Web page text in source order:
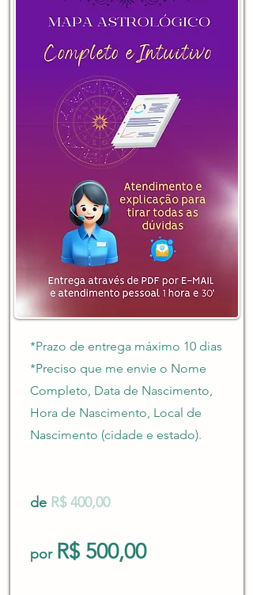
*Prazo de entrega máximo 10 dias
*Preciso que me envie o Nome
Completo, Data de Nascimento,
Hora de Nascimento, Local de
Nascimento (cidade e estado).
de R$ 400,00
por R$ 500,00